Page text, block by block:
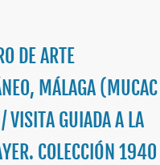
Música
DE ARTE
MÁLAGA
VISITA GUIADA A LA
COLECCIÓN